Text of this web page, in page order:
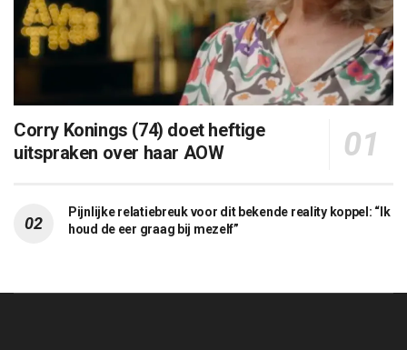
Corry Konings (74) doet heftige
uitspraken over haar AOW
Pijnlijke relatiebreuk voor dit bekende reality koppel: “Ik
houd de eer graag bij mezelf”